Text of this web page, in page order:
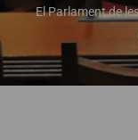
El Parlament de